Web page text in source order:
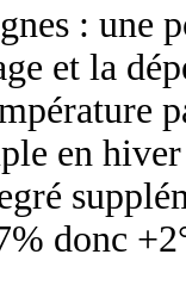
: une
et la
en
donc